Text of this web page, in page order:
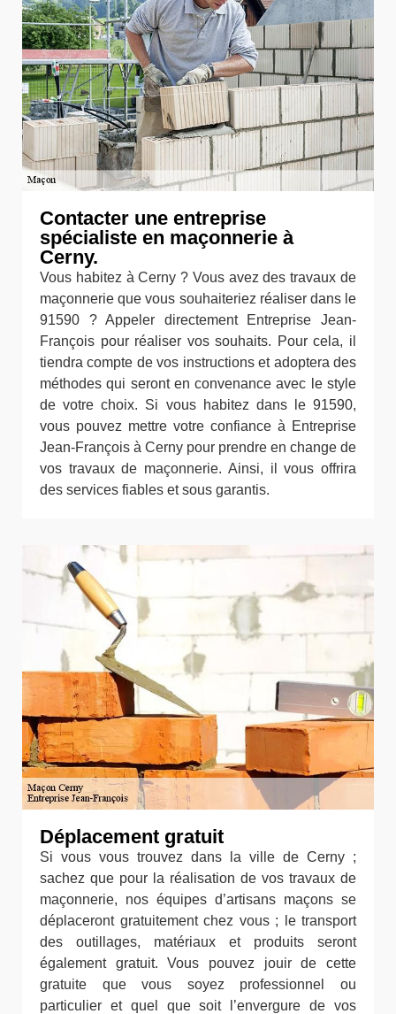
Contacter une entreprise
spécialiste en maçonnerie à
Cerny.
Vous habitez à Cerny ? Vous avez des travaux de
maçonnerie que vous souhaiteriez réaliser dans le
91590 ? Appeler directement Entreprise Jean-
François pour réaliser vos souhaits. Pour cela, il
tiendra compte de vos instructions et adoptera des
méthodes qui seront en convenance avec le style
de votre choix. Si vous habitez dans le 91590,
vous pouvez mettre votre confiance à Entreprise
Jean-François à Cerny pour prendre en change de
vos travaux de maçonnerie. Ainsi, il vous offrira
des services fiables et sous garantis.
Déplacement gratuit
Si vous vous trouvez dans la ville de Cerny ;
sachez que pour la réalisation de vos travaux de
maçonnerie, nos équipes d’artisans maçons se
déplaceront gratuitement chez vous ; le transport
des outillages, matériaux et produits seront
également gratuit. Vous pouvez jouir de cette
gratuite que vous soyez professionnel ou
particulier et quel que soit l’envergure de vos